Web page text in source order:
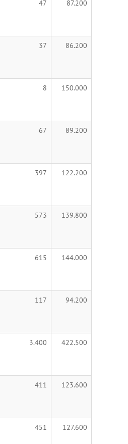
47 87.200
37 86.200
8 150.000
67 89.200
397 122.200
573 139.800
615 144.000
117 94.200
3.400 422.500
411 123.600
451 127.600